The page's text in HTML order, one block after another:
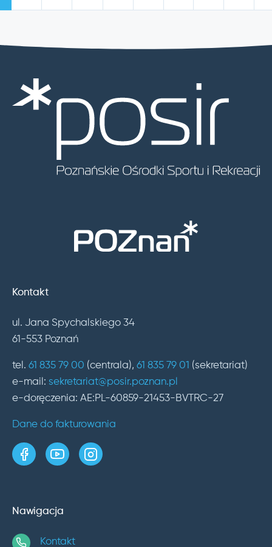
Kontakt
ul. Jana Spychalskiego 34
61-553 Poznań
tel. 61 835 79 00 (centrala), 61 835 79 01 (sekretariat)
e-mail: sekretariat@posir.poznan.pl
e-doręczenia: AE:PL-60859-21453-BVTRC-27
Dane do fakturowania
strona w serwisie Facebook
kanał w serwisie YouTube
profil w serwisie Instagram
Nawigacja
Kontakt